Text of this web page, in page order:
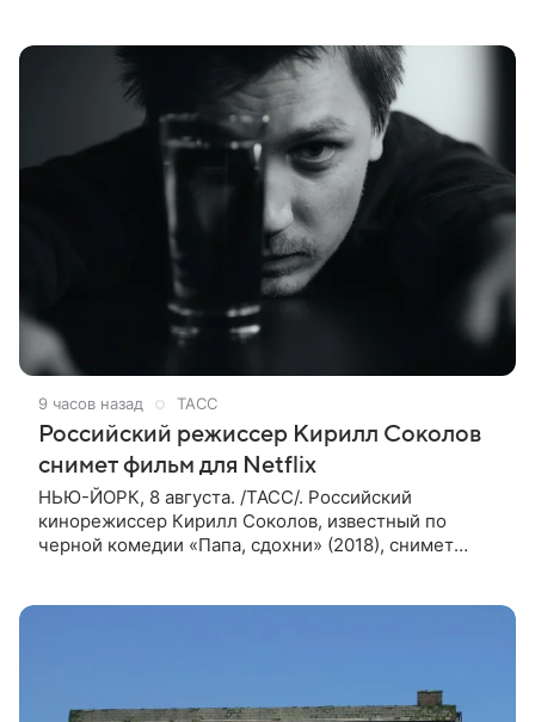
9 часов назад ТАСС
Российский режиссер Кирилл Соколов
снимет фильм для Netflix
НЬЮ-ЙОРК, 8 августа. /ТАСС/. Российский
кинорежиссер Кирилл Соколов, известный по
черной комедии «Папа, сдохни» (2018), снимет